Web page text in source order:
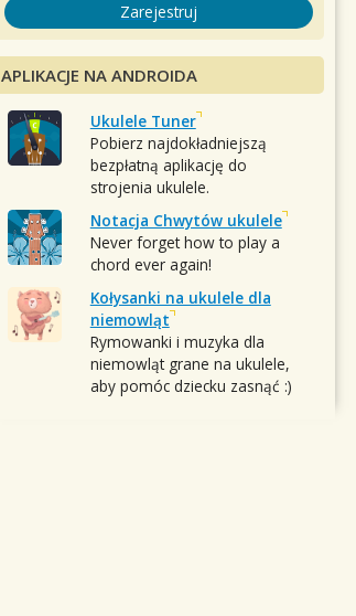
Zarejestruj
APLIKACJE NA ANDROIDA
Ukulele Tuner
Pobierz najdokładniejszą
bezpłatną aplikację do
strojenia ukulele.
Notacja Chwytów ukulele
Never forget how to play a
chord ever again!
Kołysanki na ukulele dla
niemowląt
Rymowanki i muzyka dla
niemowląt grane na ukulele,
aby pomóc dziecku zasnąć :)